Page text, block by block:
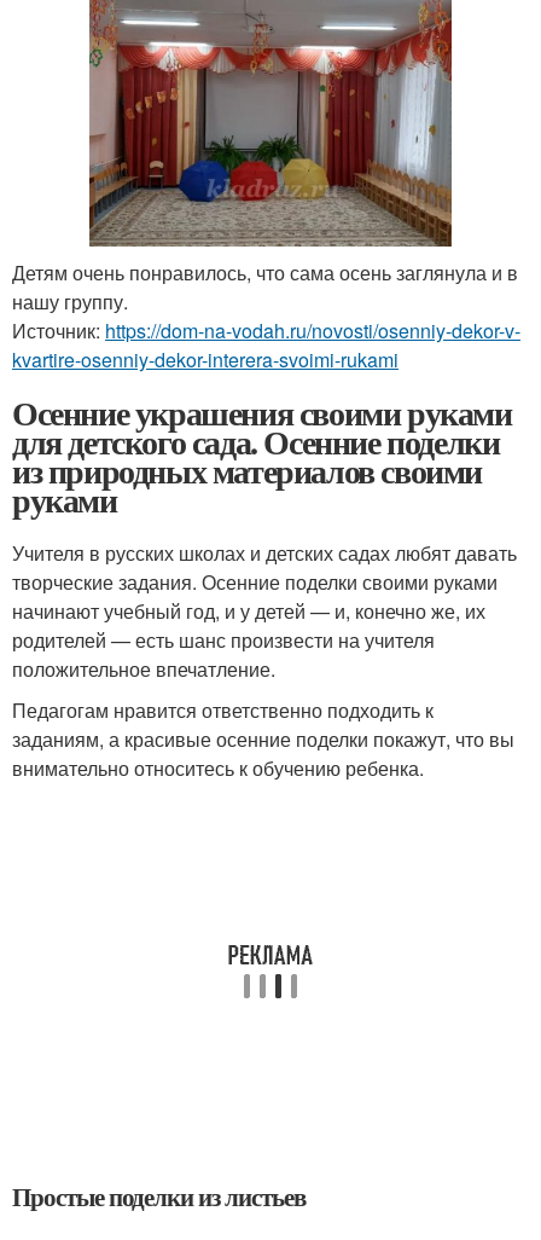
Детям очень понравилось, что сама осень заглянула и в
нашу группу.
Источник: https://dom-na-vodah.ru/novosti/osenniy-dekor-v-
kvartire-osenniy-dekor-interera-svoimi-rukami
Осенние украшения своими руками
для детского сада. Осенние поделки
из природных материалов своими
руками
Учителя в русских школах и детских садах любят давать
творческие задания. Осенние поделки своими руками
начинают учебный год, и у детей — и, конечно же, их
родителей — есть шанс произвести на учителя
положительное впечатление.
Педагогам нравится ответственно подходить к
заданиям, а красивые осенние поделки покажут, что вы
внимательно относитесь к обучению ребенка.
Простые поделки из листьев